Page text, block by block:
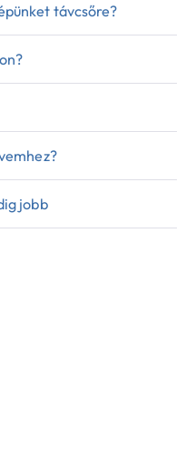
távcsőre?
jobb